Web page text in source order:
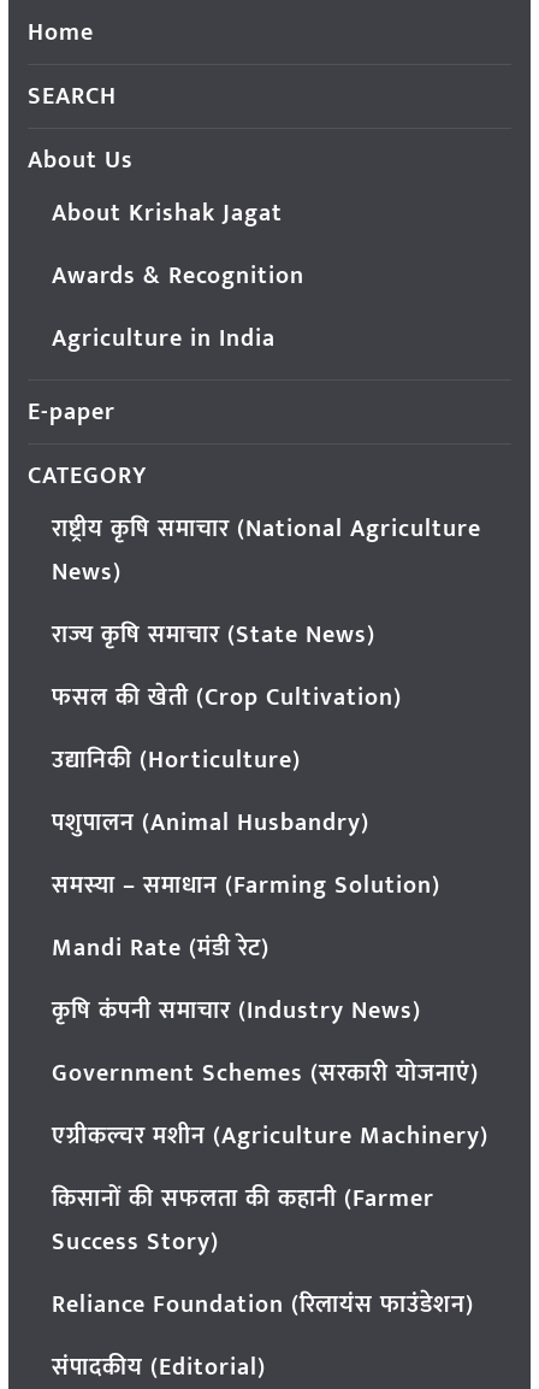
Home
SEARCH
About Us
About Krishak Jagat
Awards & Recognition
Agriculture in India
E-paper
CATEGORY
राष्ट्रीय कृषि समाचार (National Agriculture
News)
राज्य कृषि समाचार (State News)
फसल की खेती (Crop Cultivation)
उद्यानिकी (Horticulture)
पशुपालन (Animal Husbandry)
समस्या – समाधान (Farming Solution)
Mandi Rate (मंडी रेट)
कृषि कंपनी समाचार (Industry News)
Government Schemes (सरकारी योजनाएं)
एग्रीकल्चर मशीन (Agriculture Machinery)
किसानों की सफलता की कहानी (Farmer
Success Story)
Reliance Foundation (रिलायंस फाउंडेशन)
संपादकीय (Editorial)